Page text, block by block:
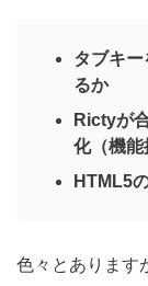
タブキ
るか
Rictyが
化（機能
HTML5
色々とあります